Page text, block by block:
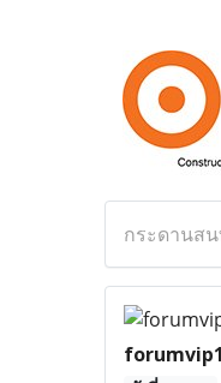
กระดานส
forumvip1